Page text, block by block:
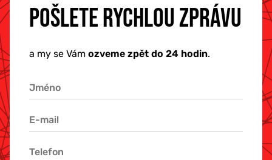
POŠLETE RYCHLOU ZPRÁVU
a my se Vám ozveme zpět do 24 hodin.